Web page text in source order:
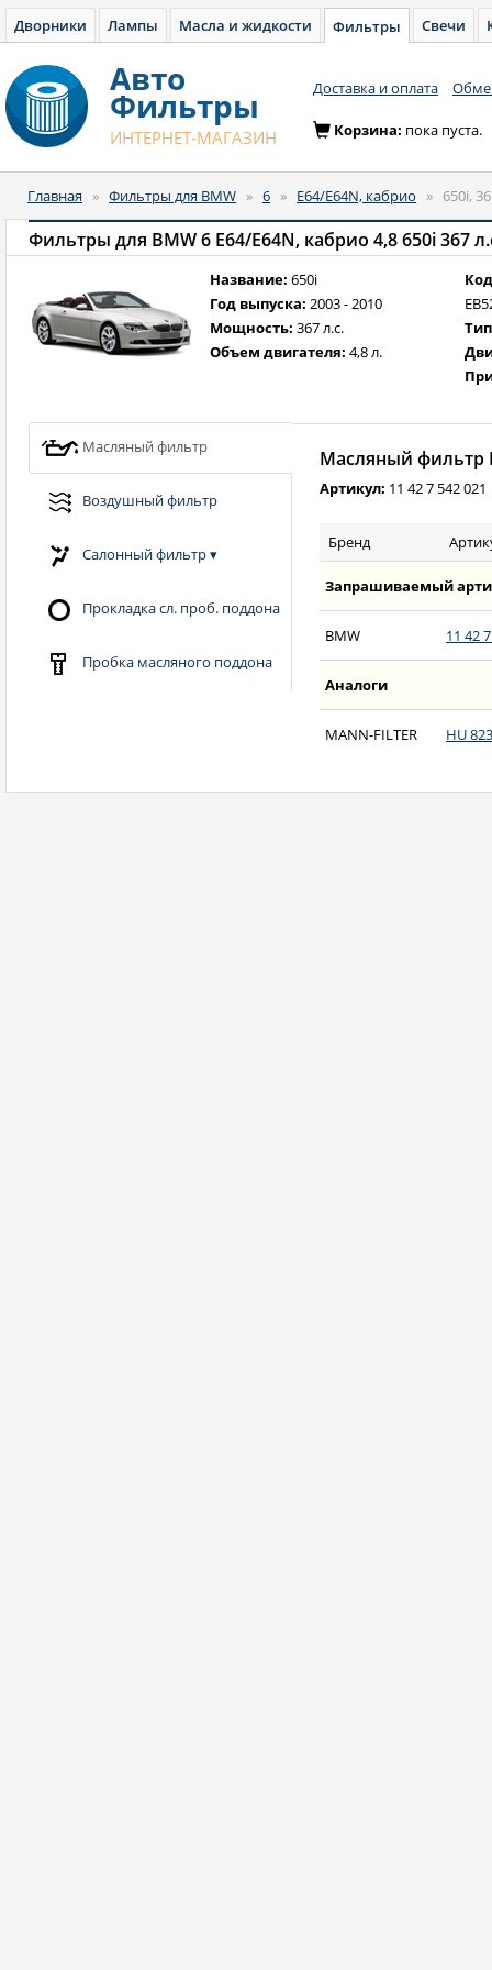
Дворники Лампы Масла и жидкости Фильтры Свечи
Авто
Фильтры
ИНТЕРНЕТ-МАГАЗИН
Доставка и оплата
Корзина: пока пуста.
Главная » Фильтры для BMW » 6 » E64/E64N, кабрио » 650i,
Фильтры для BMW 6 E64/E64N, кабрио 4,8 650i 367
Название: 650i
Год выпуска: 2003 - 2010
Мощность: 367 л.с.
Объем двигателя: 4,8 л.
Масляный фильтр
Воздушный фильтр
Салонный фильтр▾
Прокладка сл. проб. поддона
Пробка масляного поддона
Масляный фильтр
Артикул: 11 42 7 542 021
Бренд
Запрашиваемый
BMW 11 42
Аналоги
MANN-FILTER HU